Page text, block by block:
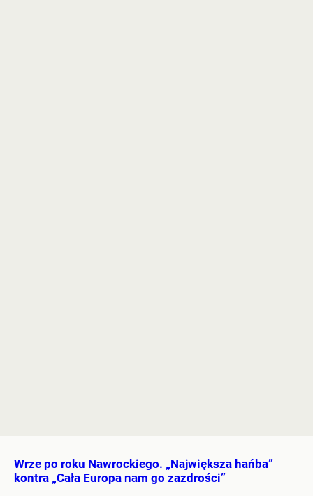
Wrze po roku Nawrockiego. „Największa hańba”
kontra „Cała Europa nam go zazdrości”